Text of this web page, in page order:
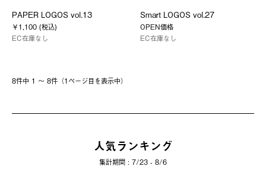
PAPER LOGOS vol.13
￥1,100 (税込)
EC在庫なし
Smart LOGOS vol.27
OPEN価格
EC在庫なし
8件中 1 〜 8件（1ページ⽬を表⽰中）
人気ランキング
集計期間 : 7/23 - 8/6